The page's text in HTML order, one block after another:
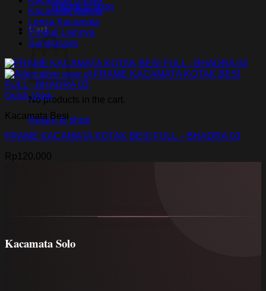
Return to shop
Cart
No products in the cart.
Return to shop
Kacamata Wanita
Lensa Kacamata
Produk Lainnya
Sunglasses
Quick View
Kacamata Besi
FRAME KACAMATA KOTAK BESI FULL – BHADRA 03
Rp 120.000
Kacamata Solo